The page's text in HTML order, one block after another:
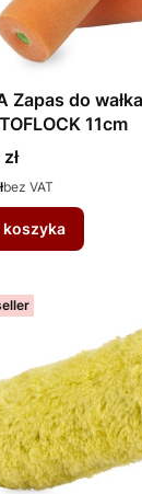
Zapas do
11cm
bez VAT
koszyka